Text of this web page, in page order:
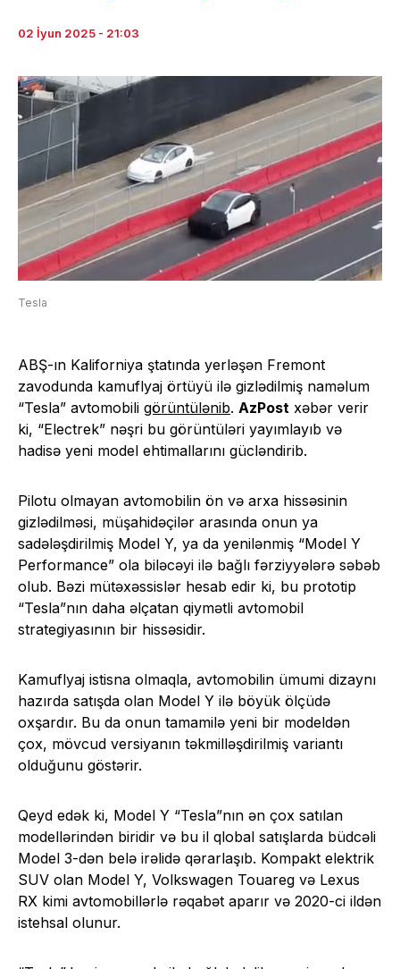
02 İyun 2025 - 21:03
Tesla
ABŞ-ın Kaliforniya ştatında yerləşən Fremont
zavodunda kamuflyaj örtüyü ilə gizlədilmiş naməlum
“Tesla” avtomobili görüntülənib. AzPost xəbər verir
ki, “Electrek” nəşri bu görüntüləri yayımlayıb və
hadisə yeni model ehtimallarını gücləndirib.
Pilotu olmayan avtomobilin ön və arxa hissəsinin
gizlədilməsi, müşahidəçilər arasında onun ya
sadələşdirilmiş Model Y, ya da yenilənmiş “Model Y
Performance” ola biləcəyi ilə bağlı fərziyyələrə səbəb
olub. Bəzi mütəxəssislər hesab edir ki, bu prototip
“Tesla”nın daha əlçatan qiymətli avtomobil
strategiyasının bir hissəsidir.
Kamuflyaj istisna olmaqla, avtomobilin ümumi dizaynı
hazırda satışda olan Model Y ilə böyük ölçüdə
oxşardır. Bu da onun tamamilə yeni bir modeldən
çox, mövcud versiyanın təkmilləşdirilmiş variantı
olduğunu göstərir.
Qeyd edək ki, Model Y “Tesla”nın ən çox satılan
modellərindən biridir və bu il qlobal satışlarda büdcəli
Model 3-dən belə irəlidə qərarlaşıb. Kompakt elektrik
SUV olan Model Y, Volkswagen Touareg və Lexus
RX kimi avtomobillərlə rəqabət aparır və 2020-ci ildən
istehsal olunur.